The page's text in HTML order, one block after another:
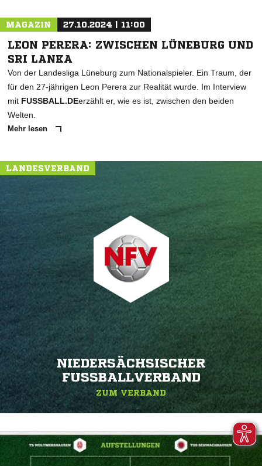
MAGAZIN 27.10.2024 | 11:00
LEON PERERA: ZWISCHEN LÜNEBURG UND
SRI LANKA
Von der Landesliga Lüneburg zum Nationalspieler. Ein Traum, der
für den 27-jährigen Leon Perera zur Realität wurde. Im Interview
mit FUSSBALL.DEerzählt er, wie es ist, zwischen den beiden
Welten.
Mehr lesen
LANDESVERBAND
NIEDERSÄCHSISCHER
FUSSBALLVERBAND
ZUM VERBAND